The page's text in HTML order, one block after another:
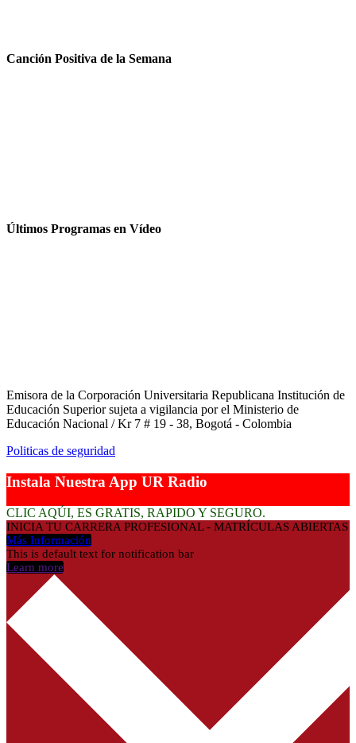
Canción Positiva de la Semana
Últimos Programas en Vídeo
Emisora de la Corporación Universitaria Republicana Institución de
Educación Superior sujeta a vigilancia por el Ministerio de
Educación Nacional / Kr 7 # 19 - 38, Bogotá - Colombia
Politicas de seguridad
Instala Nuestra App UR Radio
CLIC AQÚI, ES GRATIS, RAPIDO Y SEGURO.
INICIA TU CARRERA PROFESIONAL - MATRÍCULAS ABIERTAS
Más Información
This is default text for notification bar
Learn more